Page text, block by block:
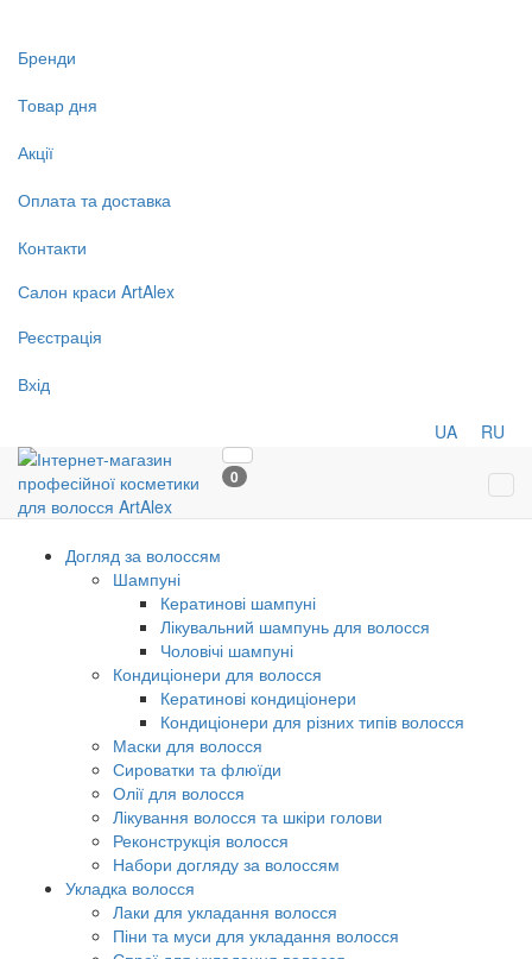
Бренди
Товар дня
Акції
Оплата та доставка
Контакти
Салон краси ArtAlex
Реєстрація
Вхід
UA RU
0
Догляд за волоссям
Шампуні
Кератинові шампуні
Лікувальний шампунь для волосся
Чоловічі шампуні
Кондиціонери для волосся
Кератинові кондиціонери
Кондиціонери для різних типів волосся
Маски для волосся
Сироватки та флюїди
Олії для волосся
Лікування волосся та шкіри голови
Реконструкція волосся
Набори догляду за волоссям
Укладка волосся
Лаки для укладання волосся
Піни та муси для укладання волосся